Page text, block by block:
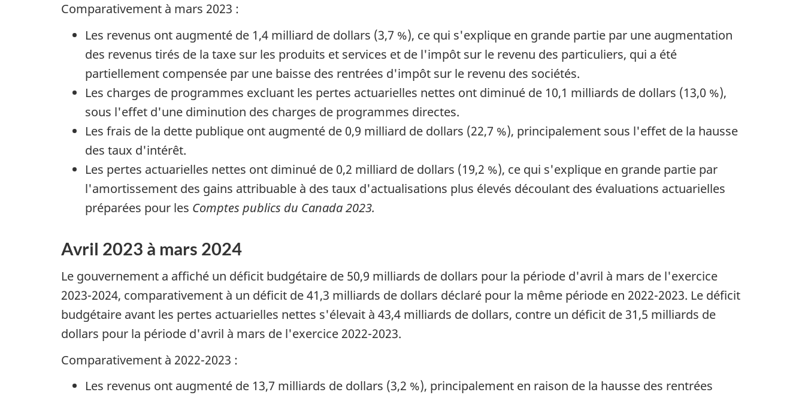
Comparativement à mars 2023 :
Les revenus ont augmenté de 1,4 milliard de dollars (3,7 %), ce qui s'explique en grande partie par une augmentation
des revenus tirés de la taxe sur les produits et services et de l'impôt sur le revenu des particuliers, qui a été
partiellement compensée par une baisse des rentrées d'impôt sur le revenu des sociétés.
Les charges de programmes excluant les pertes actuarielles nettes ont diminué de 10,1 milliards de dollars (13,0 %),
sous l'effet d'une diminution des charges de programmes directes.
Les frais de la dette publique ont augmenté de 0,9 milliard de dollars (22,7 %), principalement sous l'effet de la hausse
des taux d'intérêt.
Les pertes actuarielles nettes ont diminué de 0,2 milliard de dollars (19,2 %), ce qui s'explique en grande partie par
l'amortissement des gains attribuable à des taux d'actualisations plus élevés découlant des évaluations actuarielles
préparées pour les Comptes publics du Canada 2023.
Avril 2023 à mars 2024
Le gouvernement a affiché un déficit budgétaire de 50,9 milliards de dollars pour la période d'avril à mars de l'exercice
2023-2024, comparativement à un déficit de 41,3 milliards de dollars déclaré pour la même période en 2022-2023. Le déficit
budgétaire avant les pertes actuarielles nettes s'élevait à 43,4 milliards de dollars, contre un déficit de 31,5 milliards de
dollars pour la période d'avril à mars de l'exercice 2022-2023.
Comparativement à 2022-2023 :
Les revenus ont augmenté de 13,7 milliards de dollars (3,2 %), principalement en raison de la hausse des rentrées